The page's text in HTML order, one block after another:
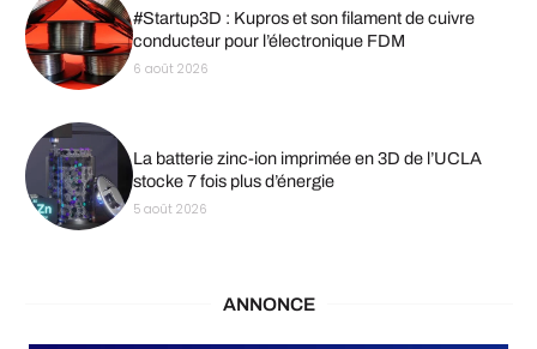
#Startup3D : Kupros et son filament de cuivre
conducteur pour l’électronique FDM
6 août 2026
La batterie zinc-ion imprimée en 3D de l’UCLA
stocke 7 fois plus d’énergie
5 août 2026
ANNONCE